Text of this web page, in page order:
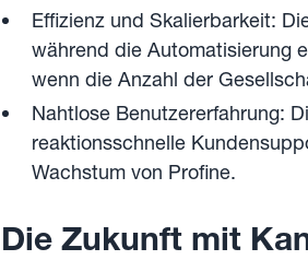
Effizienz und Skalierbarkeit:
während die Automatisierung
wenn die Anzahl der
Nahtlose Benutzererfahrung:
reaktionsschnelle
Wachstum von Profine.
‍Die Zukunft mit